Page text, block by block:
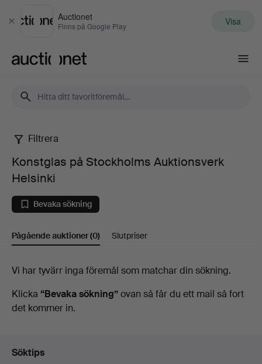
Stäng
Auctionet
Finns på Google Play Visa
Konstglas
på
Stockholms
Auktionsverk
Filtrera
Konstglas på Stockholms Auktionsverk
Helsinki
Bevaka sökning
Pågående auktioner(0) Slutpriser
Pågående
auktioner
Vi har tyvärr inga föremål som matchar din sökning.
Klicka “Bevaka sökning”ovan så får du ett mail så fort
det kommer in.
Söktips